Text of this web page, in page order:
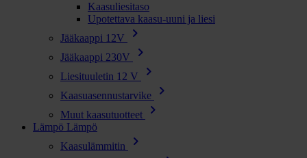
Kaasuliesitaso
Upotettava kaasu-uuni ja liesi
Jääkaappi 12V
chevron_right
Jääkaappi 230V chevron_right
Liesituuletin 12 V chevron_right
Kaasuasennustarvike chevron_right
Muut kaasutuotteet chevron_right
Lämpö Lämpö
Kaasulämmitin
chevron_right